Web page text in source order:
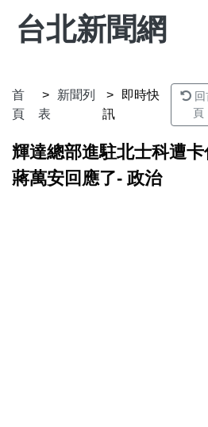
台北新聞網
首
頁
新聞列
表
即時快
訊
頁
輝達總部進駐北士科遭卡
蔣萬安回應了- 政治